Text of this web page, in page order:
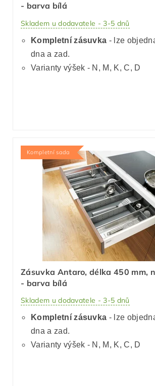
- barva bílá
Skladem u dodavatele - 3-5 dnů
Kompletní zásuvka - lze
dna a zad.
Varianty výšek - N, M, K, C, D
Kompletní sada
Zásuvka Antaro, délka 450 mm,
- barva bílá
Skladem u dodavatele - 3-5 dnů
Kompletní zásuvka - lze
dna a zad.
Varianty výšek - N, M, K, C, D